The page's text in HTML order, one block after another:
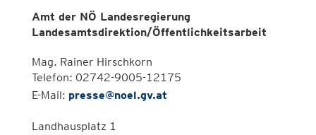
Amt der NÖ Landesregierung
Landesamtsdirektion/Öffentlichkeitsarbeit
Mag. Rainer Hirschkorn
Telefon: 02742-9005-12175
E-Mail: presse@noel.gv.at
Landhausplatz 1